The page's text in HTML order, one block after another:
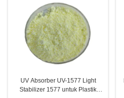
UV Absorber UV-1577 Light
Stabilizer 1577 untuk Plastik